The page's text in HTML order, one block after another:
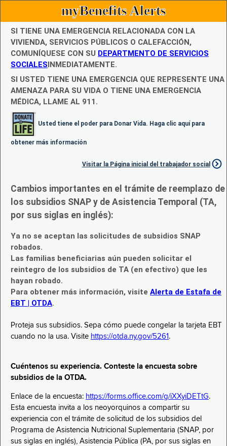
myBenefits Alerts
SI TIENE UNA EMERGENCIA RELACIONADA CON LA
VIVIENDA, SERVICIOS PÚBLICOS O CALEFACCIÓN,
COMUNÍQUESE CON SU DEPARTMENTO DE SERVICIOS
SOCIALESINMEDIATAMENTE.
SI USTED TIENE UNA EMERGENCIA QUE REPRESENTE UNA
AMENAZA PARA SU VIDA O TIENE UNA EMERGENCIA
MÉDICA, LLAME AL 911.
Usted tiene el poder para Donar Vida. Haga clic aquí para
obtener más información
Visitar la Página inicial del trabajador social
Cambios importantes en el trámite de reemplazo de
los subsidios SNAP y de Asistencia Temporal (TA,
por sus siglas en inglés):
Ya no se aceptan las solicitudes de subsidios SNAP
robados.
Las familias beneficiarias aún pueden solicitar el
reintegro de los subsidios de TA (en efectivo) que les
hayan robado.
Para obtener más información, visite Alerta de Estafa de
EBT | OTDA.
Proteja sus subsidios. Sepa cómo puede congelar la tarjeta EBT
cuando no la usa. Visite https://otda.ny.gov/5261 .
Cuéntenos su experiencia. Conteste la encuesta sobre
subsidios de la OTDA.
Enlace de la encuesta: https://forms.office.com/g/iXXyiDETtG.
Esta encuesta invita a los neoyorquinos a compartir su
experiencia con el trámite de solicitud de los subsidios del
Programa de Asistencia Nutricional Suplementaria (SNAP, por
sus siglas en inglés), Asistencia Pública (PA, por sus siglas en